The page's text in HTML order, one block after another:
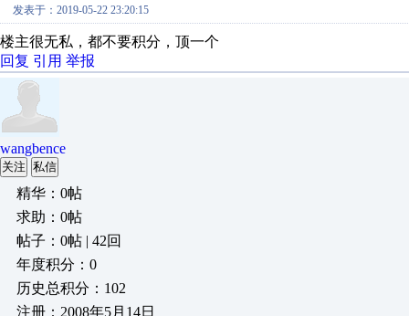
发表于：2019-05-22 23:20:15
楼主很无私，都不要积分，顶一个
回复 引用 举报
wangbence
关注 私信
精华：0帖
求助：0帖
帖子：0帖 | 42回
年度积分：0
历史总积分：102
注册：2008年5月14日